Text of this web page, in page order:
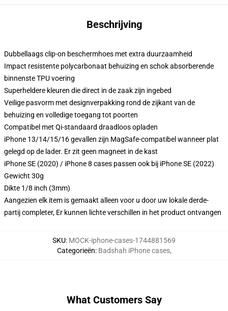
Beschrijving
Dubbellaags clip-on beschermhoes met extra duurzaamheid
Impact resistente polycarbonaat behuizing en schok absorberende
binnenste TPU voering
Superheldere kleuren die direct in de zaak zijn ingebed
Veilige pasvorm met designverpakking rond de zijkant van de
behuizing en volledige toegang tot poorten
Compatibel met Qi-standaard draadloos opladen
iPhone 13/14/15/16 gevallen zijn MagSafe-compatibel wanneer plat
gelegd op de lader. Er zit geen magneet in de kast
iPhone SE (2020) / iPhone 8 cases passen ook bij iPhone SE (2022)
Gewicht 30g
Dikte 1/8 inch (3mm)
Aangezien elk item is gemaakt alleen voor u door uw lokale derde-
partij completer, Er kunnen lichte verschillen in het product ontvangen
SKU: MOCK-iphone-cases-1744881569
Categorieën: Badshah iPhone cases,
What Customers Say